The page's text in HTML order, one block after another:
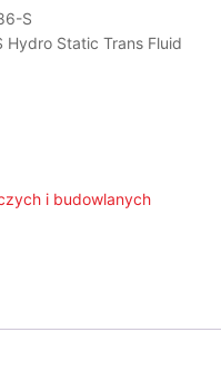
S
Hydro Static Trans Fluid
i budowlanych